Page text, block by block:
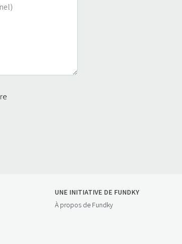
UNE INITIATIVE DE FUNDKY
À propos de Fundky